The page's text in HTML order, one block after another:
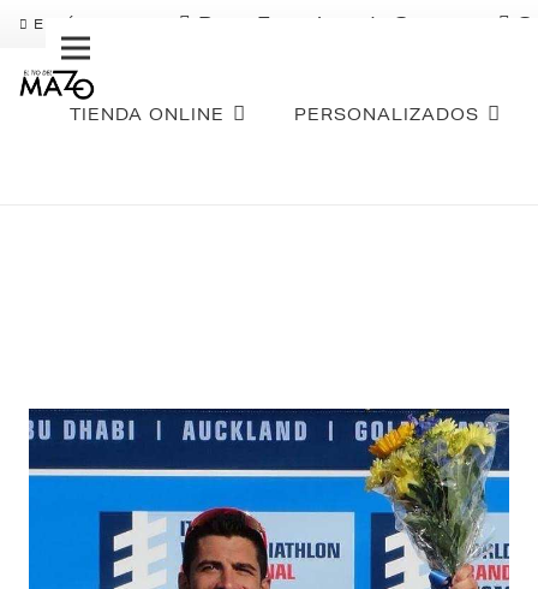
ENVÍO GRATIS Pago Fraccionado Sequra
TIENDA ONLINE PERSONALIZADOS